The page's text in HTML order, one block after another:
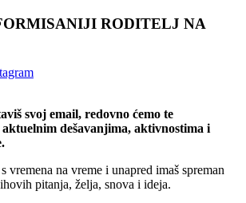
RODITELJ NA
svoj email, redovno ćemo te
aktuelnim dešavanjima, aktivnostima i
vremena na vreme i unapred imaš spreman
pitanja, želja, snova i ideja.